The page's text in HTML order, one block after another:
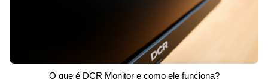
O que é DCR Monitor e como ele funciona?